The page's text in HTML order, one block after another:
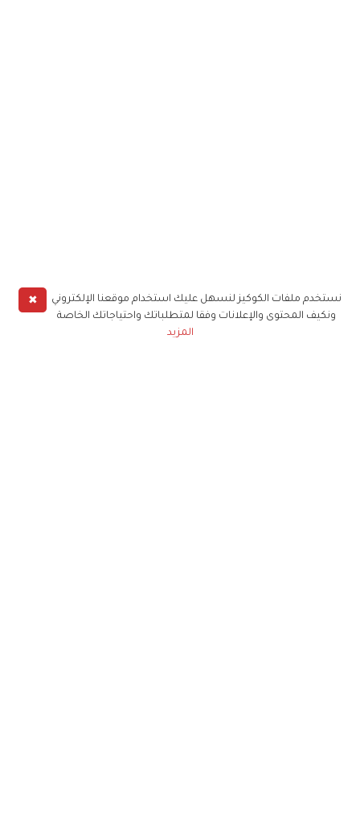
✖
نستخدم ملفات الكوكيز لنسهل عليك استخدام موقعنا الإلكتروني
ونكيف المحتوى والإعلانات وفقا لمتطلباتك واحتياجاتك الخاصة
المزيد